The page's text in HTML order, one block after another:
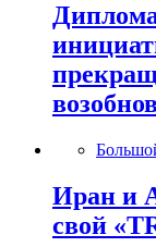
Иран и
свой